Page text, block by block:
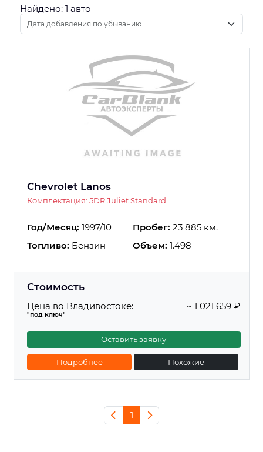
Найдено: 1 авто
Chevrolet Lanos
Комплектация: 5DR Juliet Standard
Год/Месяц: 1997/10 Пробег: 23 885 км.
Топливо: Бензин Объем: 1.498
Стоимость
Цена во Владивостоке:
"под ключ"
~ 1 021 659 ₽
Оставить заявку
Подробнее Похожие
1